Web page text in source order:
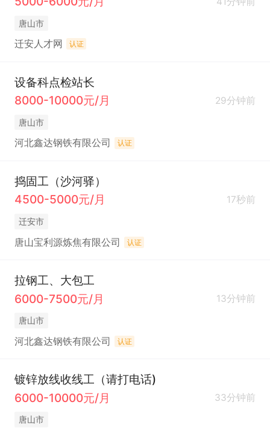
唐山市
迁安人才网 认证
设备科点检站长
8000-10000元/月
29分钟前
唐山市
河北鑫达钢铁有限公司 认证
捣固工（沙河驿）
4500-5000元/月
17秒前
迁安市
唐山宝利源炼焦有限公司 认证
拉钢工、大包工
6000-7500元/月
13分钟前
唐山市
河北鑫达钢铁有限公司 认证
镀锌放线收线工（请打电话)
6000-10000元/月
33分钟前
唐山市